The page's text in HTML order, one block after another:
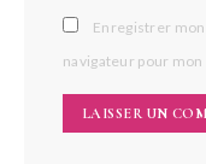
Enregistrer
navigateur pour